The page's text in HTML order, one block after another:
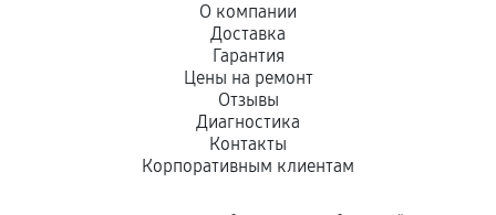
О компании
Доставка
Гарантия
Цены на ремонт
Отзывы
Диагностика
Контакты
Корпоративным клиентам